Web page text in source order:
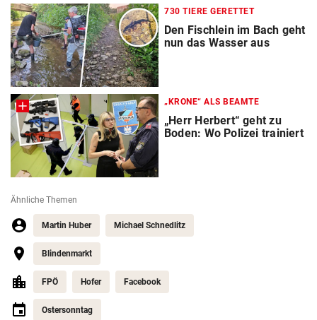
730 TIERE GERETTET
Den Fischlein im Bach geht
nun das Wasser aus
„KRONE“ ALS BEAMTE
„Herr Herbert“ geht zu
Boden: Wo Polizei trainiert
Ähnliche Themen
Martin Huber Michael Schnedlitz
Blindenmarkt
FPÖ Hofer Facebook
Ostersonntag